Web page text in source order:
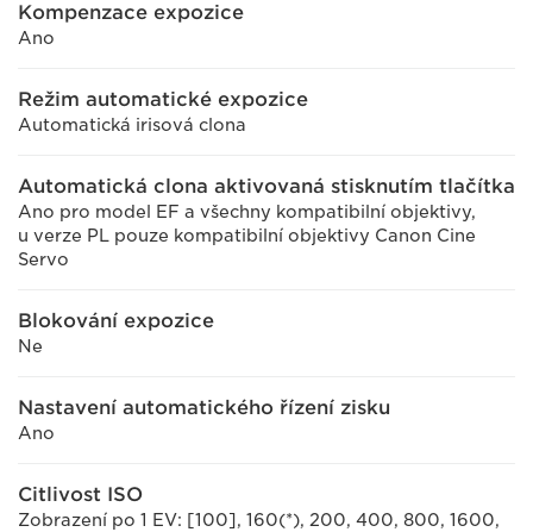
Kompenzace expozice
Ano
Režim automatické expozice
Automatická irisová clona
Automatická clona aktivovaná stisknutím tlačítka
Ano pro model EF a všechny kompatibilní objektivy,
u verze PL pouze kompatibilní objektivy Canon Cine
Servo
Blokování expozice
Ne
Nastavení automatického řízení zisku
Ano
Citlivost ISO
Zobrazení po 1 EV: [100], 160(*), 200, 400, 800, 1600,